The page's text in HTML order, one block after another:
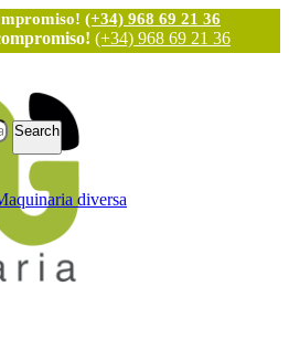
(+34) 968 69 21 36
(+34) 968 69 21 36
Search
diversa